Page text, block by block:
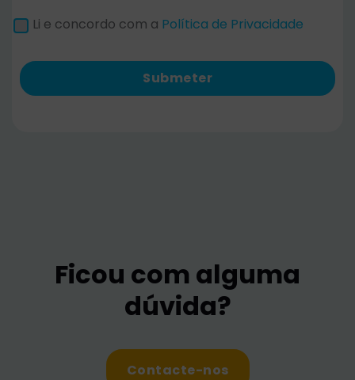
Li e concordo com a Política de Privacidade
Submeter
Ficou com alguma
dúvida?
Contacte-nos